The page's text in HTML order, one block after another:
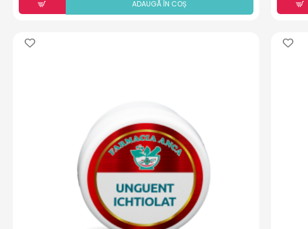
ADAUGÃ ÎN COȘ